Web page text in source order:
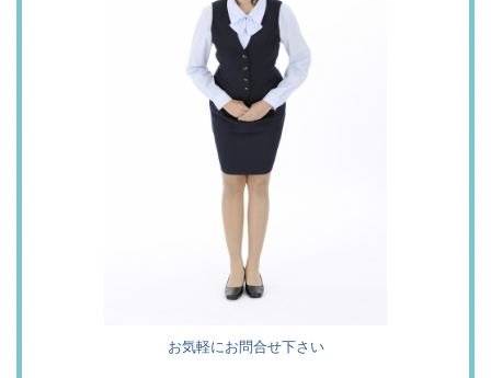
お気軽にお問合せ下さい